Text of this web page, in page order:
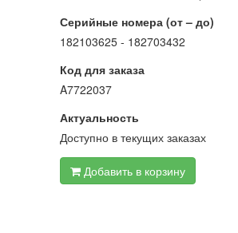
Серийные номера (от – до)
182103625 - 182703432
Код для заказа
A7722037
Актуальность
Доступно в текущих заказах
Добавить в корзину